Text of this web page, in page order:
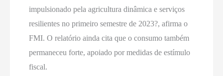
impulsionado pela agricultura dinâmica e serviços
resilientes no primeiro semestre de 2023?, afirma o
FMI. O relatório ainda cita que o consumo também
permaneceu forte, apoiado por medidas de estímulo
fiscal.